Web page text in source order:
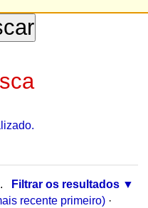
Filtrar os resultados
recente primeiro) ·